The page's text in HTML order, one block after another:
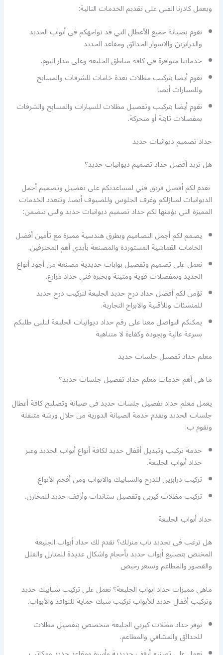
ويعمل كادرنا الفني على تقديم الخدمات التالية:
نقوم بصيانة جميع الأعطال التي قد تواجهكم في أبواب الحديد
والدرابزين والاسوار الحدائق ومقاعد الحديد
خدماتنا متوافرة في كافة مناطق الجليعة وعلى مدار اليوم.
نقوم أيضا بتركيب مظلات بعدة خامات للشرفات والمسابح
وللسيارات أيضا
نقوم أيضا بتركيب وتفصيل مظلات للسيارات والمسابح والشرفات
بمفصلات ثابتة أو متحركة.
حداد تصميم ديوانيات حديد
هل تريد أفضل حداد تصميم ديوانيات حديد؟
نقدم لكم أفضل فريق فني لمساعدتكم على تفضيل وتصميم أجمل
الديوانيات لمنازلكم وغرف الجلوس وللضيوف أيضا. وتتعدد الخدمات
المميزة التي يؤمنها لكم حداد تصميم ديوانيات حديد والتي تتضمن:
يصمم لكم أجمل التصاميم وبطرق هندسية مميزة مع تأمين أفضل
الخامات القماشية المستوردة والمصنعة بأيدي أهم المحترفين.
نعمل على تصميم وتفصيل بوابات حديدية مصنعة من أجود أنواع
الحديد وبمفصلات قوية ومتينة وبخبرة فني حداد مزارع.
نؤمن لكم أفضل حداد درج حديد الجليعة لتركيب درج حديد
للمنشئات وللأقبية والابراج التجارية.
يمكنكم التواصل معنا على رقم حداد ديوانيات الجليعة لنلبي طلبكم
بسرعة عالية وبجودة وكفاءة لا متناهية
معلم حداد تفصيل جلسات حديد
ما هي أهم خدمات معلم حداد تفصيل جلسات حديد؟
يعمل معلم حداد تفصيل جلسات حديد في صيانة وتصليح كافة أعطال
جلسات الحديد ونقدم خدمة الصيانة الدورية من خلال ورشة متنقلة
ونقوم ب:
خدمة تركيب وتبديل أقفال حديد لكافة أنواع أبواب الحديد وعبر
حداد أبواب الجليعة.
تركيب درابزين للدرج والشبابيك والابواب ومن أفخم الأنواع.
تركيب مظلات كيربي وتفصيل ستاندات وأرفف حديد للمخازن.
حداد أبواب الجليعة
هل ترغب في تجديد باب منزلك؟ نقدم لك حداد أبواب الجليعة
المختص بتصنيع أبواب حديد بأحجام واشكال عديدة للمنازل والفلل
والقصور والمطاعم وبسعر رخيص
ماهي مميزات حداد ابواب الجليعة؟ نعمل على تركيب شبابيك حديد
وتركيب أقفال حديد للأبواب تركيب شبك حماية للنوافذ والأبواب.
نوفر حداد مظلات كيربي الجليعة متخصص بتفصيل مظلات
للحدائق والمشافي والمطاعم.